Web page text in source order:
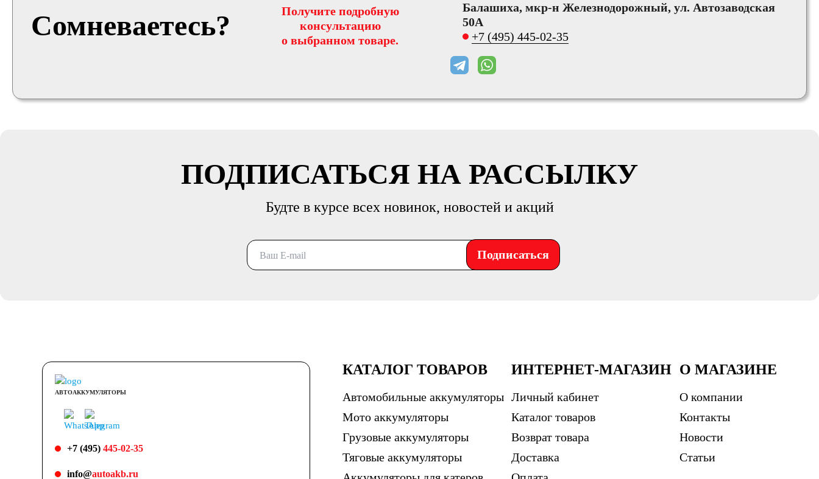
Сомневаетесь?
Получите подробную
консультацию
о выбранном товаре.
Балашиха, мкр-н Железнодорожный, ул. Автозаводская
50А
+7 (495) 445-02-35
ПОДПИСАТЬСЯ НА РАССЫЛКУ
Будте в курсе всех новинок, новостей и акций
Подписаться
АВТОАККУМУЛЯТОРЫ
+7 (495) 445-02-35
info@autoakb.ru
КАТАЛОГ ТОВАРОВ
Автомобильные аккумуляторы
Мото аккумуляторы
Грузовые аккумуляторы
Тяговые аккумуляторы
ИНТЕРНЕТ-МАГАЗИН
Личный кабинет
Каталог товаров
Возврат товара
Доставка
О МАГАЗИНЕ
О компании
Контакты
Новости
Статьи